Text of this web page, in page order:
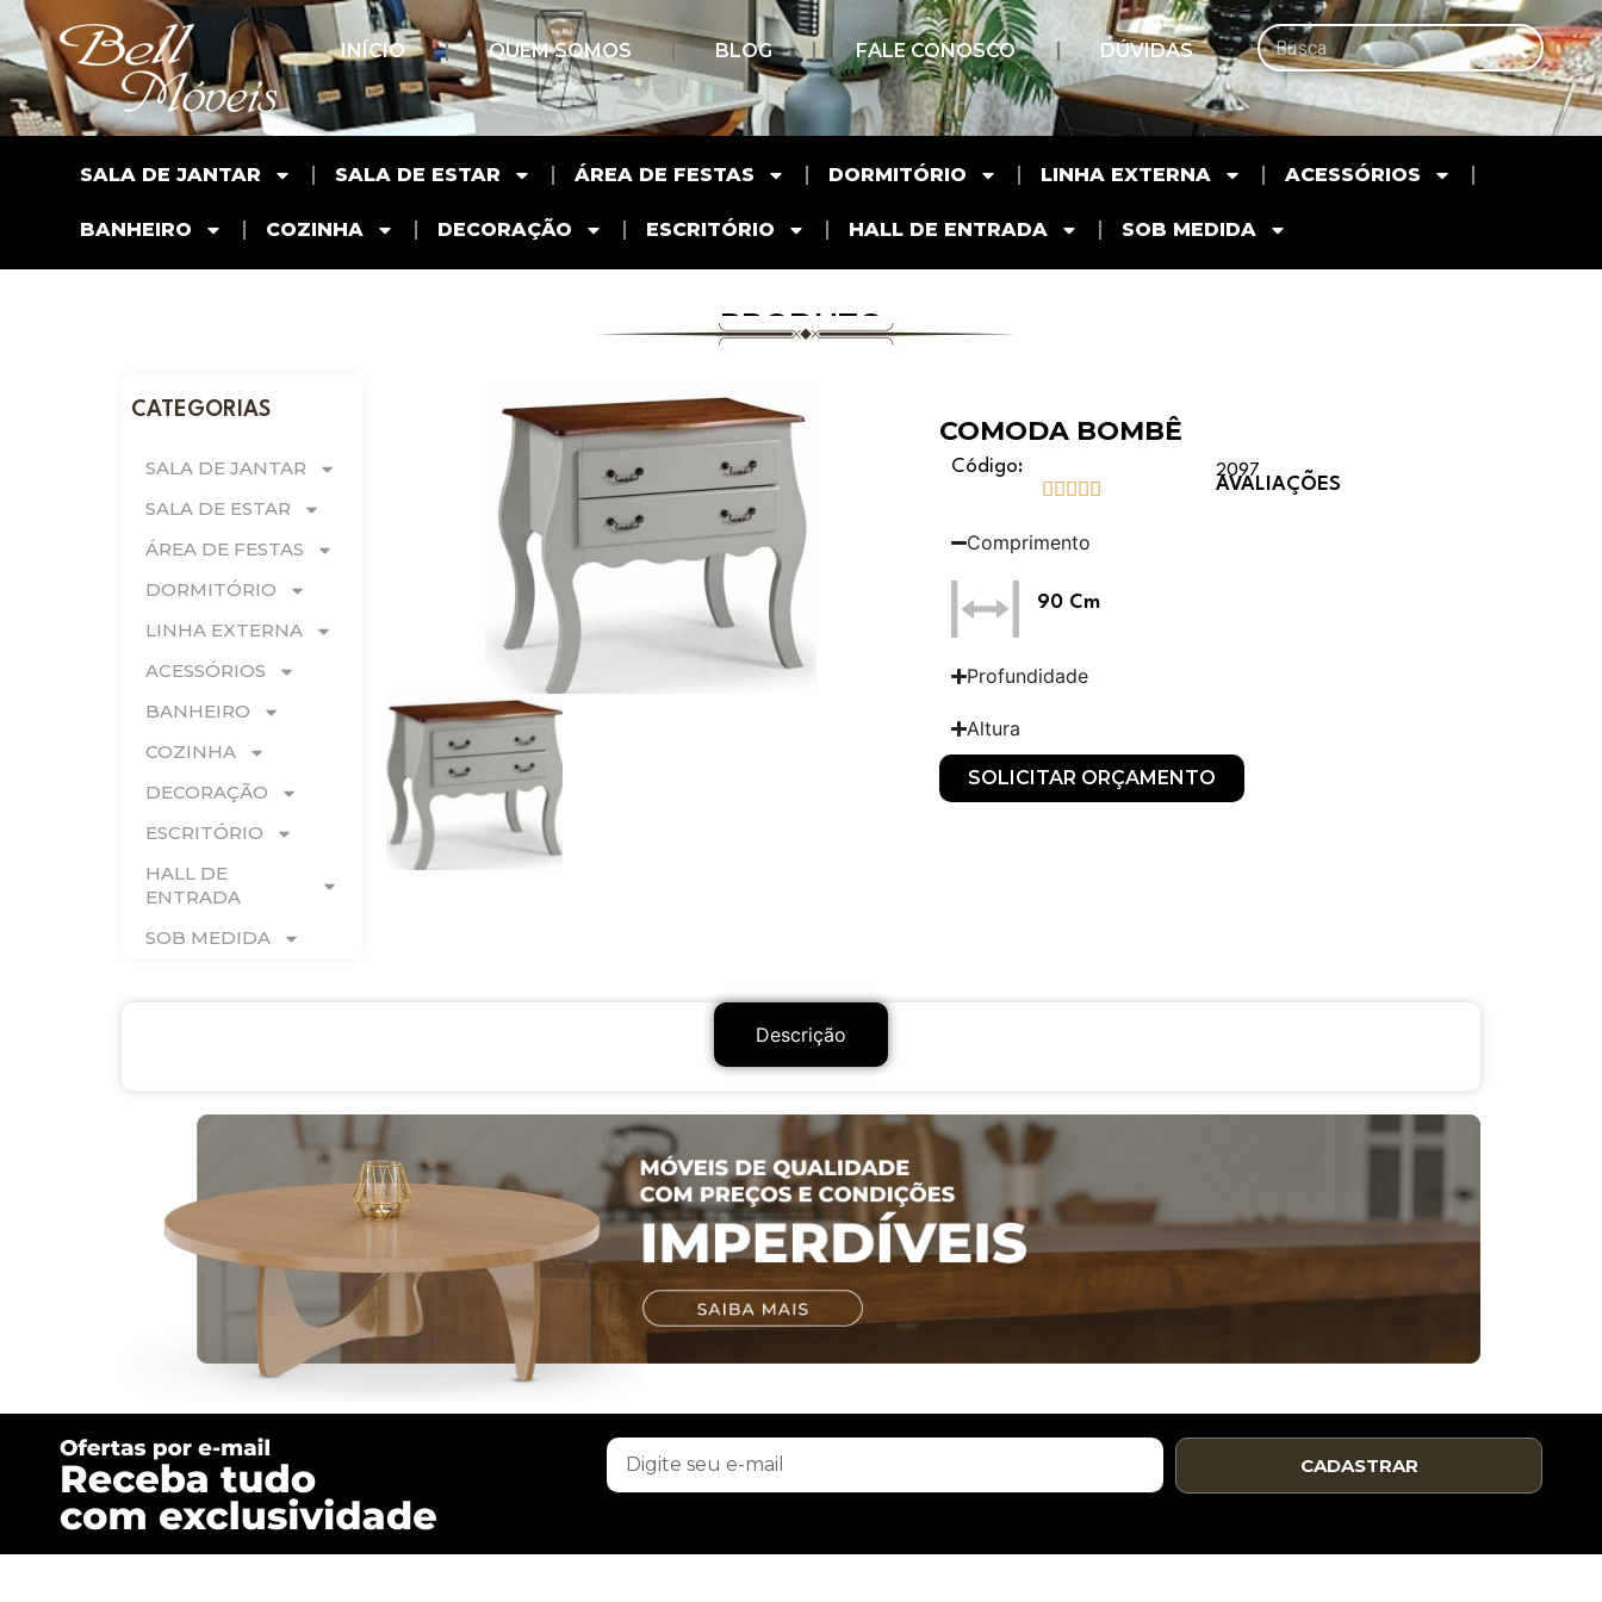
INÍCIO QUEM SOMOS BLOG FALE CONOSCO DÚVIDAS
SALA DE JANTAR SALA DE ESTAR ÁREA DE FESTAS DORMITÓRIO LINHA EXTERNA ACESSÓRIOS
BANHEIRO COZINHA DECORAÇÃO ESCRITÓRIO HALL DE ENTRADA SOB MEDIDA
PRODUTO
CATEGORIAS
SALA DE JANTAR
SALA DE ESTAR
ÁREA DE FESTAS
DORMITÓRIO
LINHA EXTERNA
ACESSÓRIOS
BANHEIRO
COZINHA
DECORAÇÃO
ESCRITÓRIO
HALL DE
ENTRADA
SOB MEDIDA
COMODA BOMBÊ
Código: 2097
     AVALIAÇÕES
Comprimento
90 Cm
Profundidade
Altura
SOLICITAR ORÇAMENTO
Descrição
CADASTRAR